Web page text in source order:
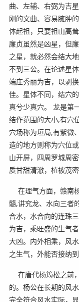
曲、左辅、右弼为吉
刚的文曲、容易臃肿
体起祖，只要祖山高
廉贞虽然是凶星，但
之星，就必然会结大
不到三公。在论述星
端庄秀丽为吉，以剥
佳。星体不同，结穴
真兮少真穴。 龙是第
结作范围的大小,有穴
穴场称为垣局,有紫微
造的地方则称为穴位
山开屏，四周罗城周
质甘甜清澈，植被茂密
在理气方面，赣南
髓,讲究龙、水向三者
合水，水合向的连珠
为吉，乘旺盛的生气
大凶。内外相乘，风
之生气，外能否接纳到
在唐代杨筠松之前
的。杨公在长期的风
完全符合风水实际，